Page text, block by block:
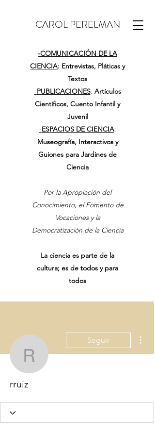
CAROL PERELMAN
-COMUNICACIÓN DE LA
CIENCIA: Entrevistas, Pláticas y
Textos
-PUBLICACIONES: Artículos
Científicos, Cuento Infantil y
Juvenil
-ESPACIOS DE CIENCIA:
Museografía, Interactivos y
Guiones para Jardines de
Ciencia
Por la Apropiación del
Conocimiento, el Fomento de
Vocaciones y la
Democratización de la Ciencia
La ciencia es parte de la
cultura; es de todos y para
todos
rruiz
Seguir
rruiz